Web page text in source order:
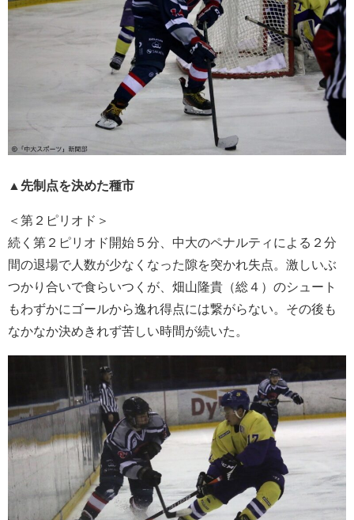
▲先制点を決めた種市
＜第２ピリオド＞
続く第２ピリオド開始５分、中大のペナルティによる２分
間の退場で人数が少なくなった隙を突かれ失点。激しいぶ
つかり合いで食らいつくが、畑山隆貴（総４）のシュート
もわずかにゴールから逸れ得点には繋がらない。その後も
なかなか決めきれず苦しい時間が続いた。